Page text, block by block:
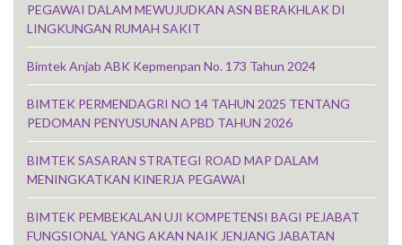
PEGAWAI DALAM MEWUJUDKAN ASN BERAKHLAK DI
LINGKUNGAN RUMAH SAKIT
Bimtek Anjab ABK Kepmenpan No. 173 Tahun 2024
BIMTEK PERMENDAGRI NO 14 TAHUN 2025 TENTANG
PEDOMAN PENYUSUNAN APBD TAHUN 2026
BIMTEK SASARAN STRATEGI ROAD MAP DALAM
MENINGKATKAN KINERJA PEGAWAI
BIMTEK PEMBEKALAN UJI KOMPETENSI BAGI PEJABAT
FUNGSIONAL YANG AKAN NAIK JENJANG JABATAN